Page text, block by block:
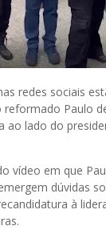
redes sociais
Paulo
ao lado do
vídeo em que
dúvidas
à